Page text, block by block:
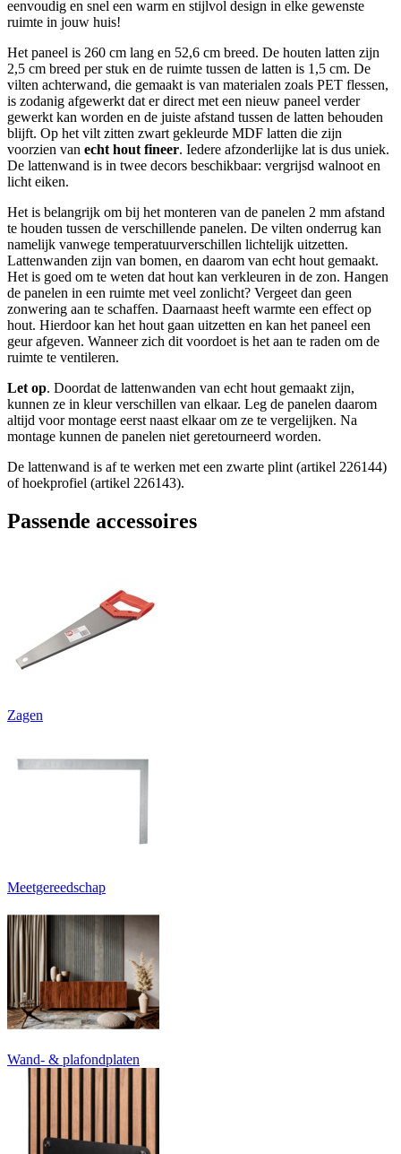
eenvoudig en snel een warm en stijlvol design in elke gewenste
ruimte in jouw huis!
Het paneel is 260 cm lang en 52,6 cm breed. De houten latten zijn
2,5 cm breed per stuk en de ruimte tussen de latten is 1,5 cm. De
vilten achterwand, die gemaakt is van materialen zoals PET flessen,
is zodanig afgewerkt dat er direct met een nieuw paneel verder
gewerkt kan worden en de juiste afstand tussen de latten behouden
blijft. Op het vilt zitten zwart gekleurde MDF latten die zijn
voorzien van echt hout fineer. Iedere afzonderlijke lat is dus uniek.
De lattenwand is in twee decors beschikbaar: vergrijsd walnoot en
licht eiken.
Het is belangrijk om bij het monteren van de panelen 2 mm afstand
te houden tussen de verschillende panelen. De vilten onderrug kan
namelijk vanwege temperatuurverschillen lichtelijk uitzetten.
Lattenwanden zijn van bomen, en daarom van echt hout gemaakt.
Het is goed om te weten dat hout kan verkleuren in de zon. Hangen
de panelen in een ruimte met veel zonlicht? Vergeet dan geen
zonwering aan te schaffen. Daarnaast heeft warmte een effect op
hout. Hierdoor kan het hout gaan uitzetten en kan het paneel een
geur afgeven. Wanneer zich dit voordoet is het aan te raden om de
ruimte te ventileren.
Let op. Doordat de lattenwanden van echt hout gemaakt zijn,
kunnen ze in kleur verschillen van elkaar. Leg de panelen daarom
altijd voor montage eerst naast elkaar om ze te vergelijken. Na
montage kunnen de panelen niet geretourneerd worden.
De lattenwand is af te werken met een zwarte plint (artikel 226144)
of hoekprofiel (artikel 226143).
Passende accessoires
Zagen
Meetgereedschap
Wand- & plafondplaten